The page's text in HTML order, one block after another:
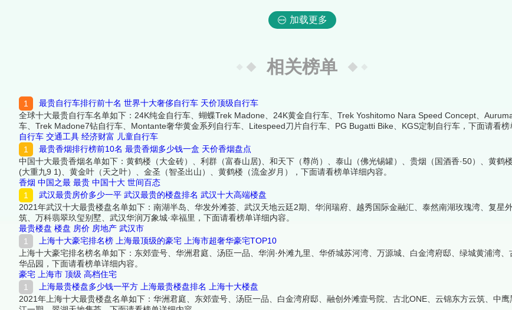
加载更多
相关榜单
最贵自行车排行前十名 世界十大奢侈自行车 天价顶级自行车
全球十大最贵自行车名单如下：24K纯金自行车、蝴蝶Trek Madone、24K黄金自行车、Trek Yoshitomo Nara Speed Concept、
车、Trek Madone7钻自行车、Montante奢华黄金系列自行车、Litespeed刀片自行车、PG Bugatti Bike、KGS定制自行车，下面请看榜
自行车 交通工具 经济财富 儿童自行车
最贵香烟排行榜前10名 最贵香烟多少钱一盒 天价香烟盘点
中国十大最贵香烟名单如下：黄鹤楼（大金砖）、利群（富春山居)、和天下（尊尚）、泰山（佛光锡罐）、贵烟（国酒香·50）、黄鹤
(大重九9 1)、黄金叶（天之叶）、金圣（智圣出山）、黄鹤楼（流金岁月），下面请看榜单详细内容。
香烟 中国之最 最贵 中国十大 世间百态
武汉最贵房价多少一平 武汉最贵的楼盘排名 武汉十大高端楼盘
2021年武汉十大最贵楼盘名单如下：南湖半岛、华发外滩荟、武汉天地云廷2期、华润瑞府、越秀国际金融汇、泰然南湖玫瑰湾、复星
筑、万科翡翠玖玺别墅、武汉华润万象城·幸福里，下面请看榜单详细内容。
最贵楼盘 楼盘 房价 房地产 武汉市
上海十大豪宅排名榜 上海最顶级的豪宅 上海市超奢华豪宅TOP10
上海十大豪宅排名榜名单如下：东郊壹号、华洲君庭、汤臣一品、华润·外滩九里、华侨城苏河湾、万源城、白金湾府邸、绿城黄浦湾
华品园，下面请看榜单详细内容。
豪宅 上海市 顶级 高档住宅
上海最贵楼盘多少钱一平方 上海最贵楼盘排名 上海十大楼盘
2021年上海十大最贵楼盘名单如下：华洲君庭、东郊壹号、汤臣一品、白金湾府邸、融创外滩壹号院、古北ONE、云锦东方云筑、中